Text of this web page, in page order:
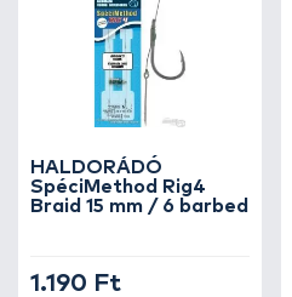
HALDORÁDÓ
SpéciMethod Rig4
Braid 15 mm / 6 barbed
1.190 Ft